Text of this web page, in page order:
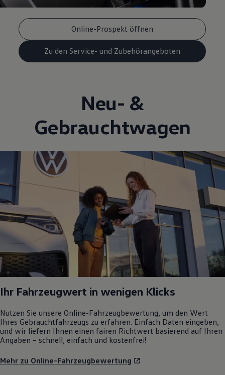
Online-Prospekt öffnen
Zu den Service- und Zubehörangeboten
Neu- &
Gebrauchtwagen
Ihr Fahrzeugwert in wenigen Klicks
Nutzen Sie unsere Online-Fahrzeugbewertung, um den Wert
Ihres Gebrauchtfahrzeugs zu erfahren. Einfach Daten eingeben,
und wir liefern Ihnen einen fairen Richtwert basierend auf Ihren
Angaben – schnell, einfach und kostenfrei!
Mehr zu Online-Fahrzeugbewertung